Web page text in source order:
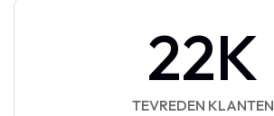
22K
TEVREDEN KLANTEN